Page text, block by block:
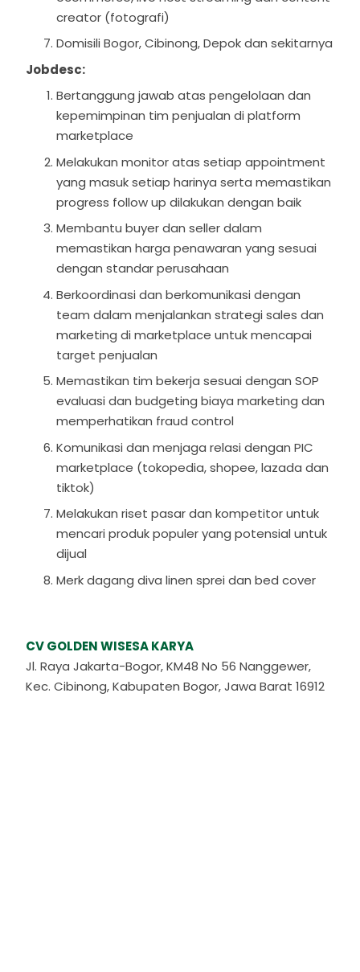
creator (fotografi)
Domisili Bogor, Cibinong, Depok dan sekitarnya
Jobdesc:
Bertanggung jawab atas pengelolaan dan
kepemimpinan tim penjualan di platform
marketplace
Melakukan monitor atas setiap appointment
yang masuk setiap harinya serta memastikan
progress follow up dilakukan dengan baik
Membantu buyer dan seller dalam
memastikan harga penawaran yang sesuai
dengan standar perusahaan
Berkoordinasi dan berkomunikasi dengan
team dalam menjalankan strategi sales dan
marketing di marketplace untuk mencapai
target penjualan
Memastikan tim bekerja sesuai dengan SOP
evaluasi dan budgeting biaya marketing dan
memperhatikan fraud control
Komunikasi dan menjaga relasi dengan PIC
marketplace (tokopedia, shopee, lazada dan
tiktok)
Melakukan riset pasar dan kompetitor untuk
mencari produk populer yang potensial untuk
dijual
Merk dagang diva linen sprei dan bed cover
CV GOLDEN WISESA KARYA
Jl. Raya Jakarta-Bogor, KM48 No 56 Nanggewer,
Kec. Cibinong, Kabupaten Bogor, Jawa Barat 16912